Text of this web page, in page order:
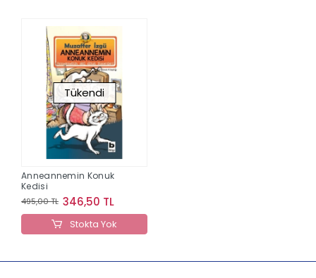
Tükendi
Anneannemin Konuk
Kedisi
495,00 TL 346,50 TL
Stokta Yok